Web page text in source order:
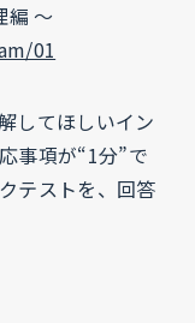
編 〜
01
してほしいイン
事項が“1分”で
テストを、回答